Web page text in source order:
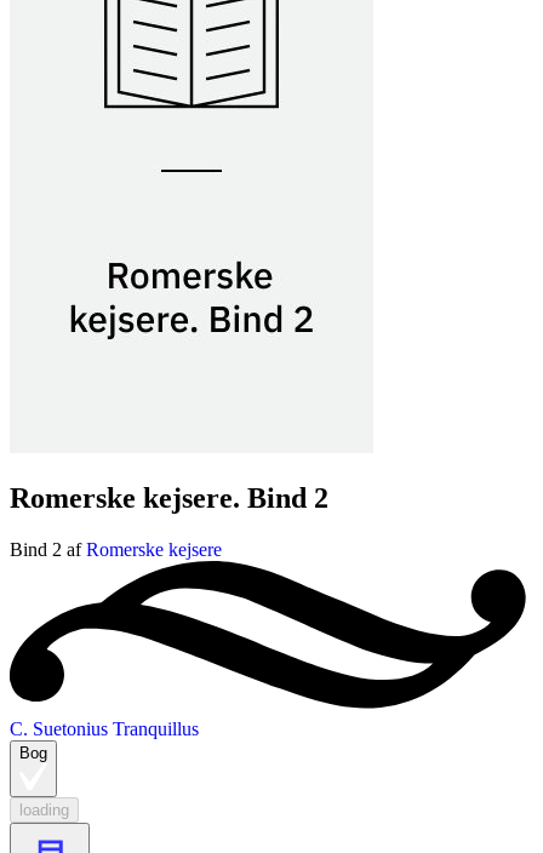
Romerske kejsere. Bind 2
Bind 2 afRomerske kejsere
C. Suetonius Tranquillus
Bog
loading